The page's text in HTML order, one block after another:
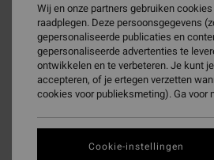
Wij en onze partners gebruiken
raadplegen. Deze persoonsgegevens
gepersonaliseerde publicaties en
gepersonaliseerde advertenties te
ontwikkelen en te verbeteren. Je kunt
accepteren, of je ertegen verzetten
cookies voor publieksmeting). Ga voor
Cookie-instellingen